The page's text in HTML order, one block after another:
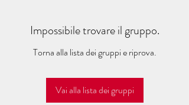
Impossibile trovare il gruppo.
Torna alla lista dei gruppi e riprova.
Vai alla lista dei gruppi